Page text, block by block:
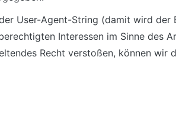
User-Agent-String (damit wird
Interessen im Sinne des
Recht verstoßen, können